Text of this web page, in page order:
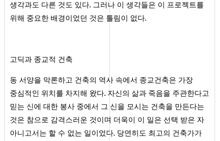
생각과도 다른 것도 있다. 그러나 이 생각들은 이 프로젝트를
위해 중요한 배경이었던 것은 틀림이 없다.
고딕과 종교적 건축
동 서양을 막론하고 건축의 역사 속에서 종교건축은 가장
중심적인 위치를 차지해 왔다. 자신의 삶과 죽음을 주관한다고
믿는 신에 대한 봉사 중에서 그 신을 모시는 건축을 만든다는
것은 참으로 감격스러운 것이며 더욱이 이 일은 선택 받은 자
아니고서는 할 수 없는 일이었다. 당연히도 최고의 건축가가